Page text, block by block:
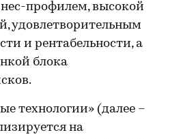
профилем, высокой
удовлетворительным
и рентабельности, а
блока
технологии» (далее –
на